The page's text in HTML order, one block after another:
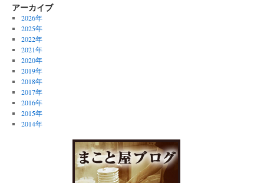
アーカイブ
2026年
2025年
2022年
2021年
2020年
2019年
2018年
2017年
2016年
2015年
2014年